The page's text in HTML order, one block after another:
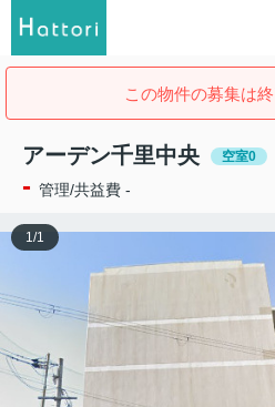
この物件の募集は終
アーデン千里中央 空室0
- 管理/共益費 -
1/1